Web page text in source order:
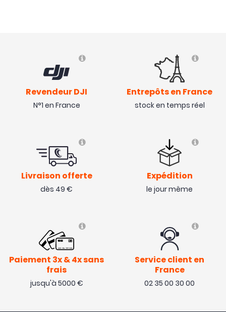
Revendeur DJI
N°1 en France
Entrepôts en France
stock en temps réel
Livraison offerte
dès 49 €
Expédition
le jour même
Paiement 3x & 4x sans
frais
jusqu'à 5000 €
Service client en
France
02 35 00 30 00